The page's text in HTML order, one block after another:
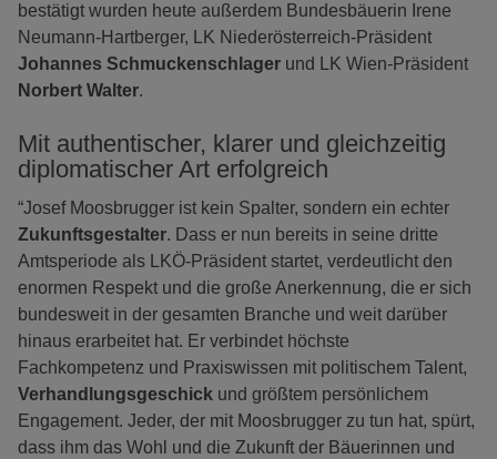
bestätigt wurden heute außerdem Bundesbäuerin Irene
Neumann-Hartberger, LK Niederösterreich-Präsident
Johannes Schmuckenschlager und LK Wien-Präsident
Norbert Walter.
Mit authentischer, klarer und gleichzeitig
diplomatischer Art erfolgreich
“Josef Moosbrugger ist kein Spalter, sondern ein echter
Zukunftsgestalter. Dass er nun bereits in seine dritte
Amtsperiode als LKÖ-Präsident startet, verdeutlicht den
enormen Respekt und die große Anerkennung, die er sich
bundesweit in der gesamten Branche und weit darüber
hinaus erarbeitet hat. Er verbindet höchste
Fachkompetenz und Praxiswissen mit politischem Talent,
Verhandlungsgeschick und größtem persönlichem
Engagement. Jeder, der mit Moosbrugger zu tun hat, spürt,
dass ihm das Wohl und die Zukunft der Bäuerinnen und